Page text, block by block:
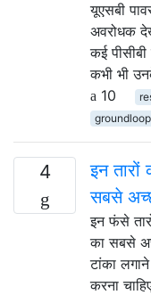
यूएसबी
अवरोधक
कई
कभी भी
10
4
इन तारों
सबसे
इन फंसे
का सबसे
टांका
करना